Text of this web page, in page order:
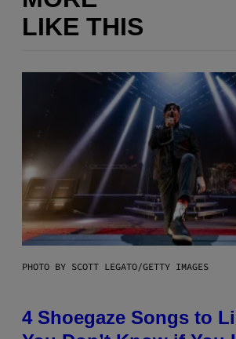
LIKE THIS
PHOTO BY SCOTT LEGATO/GETTY IMAGES
4 Shoegaze Songs to